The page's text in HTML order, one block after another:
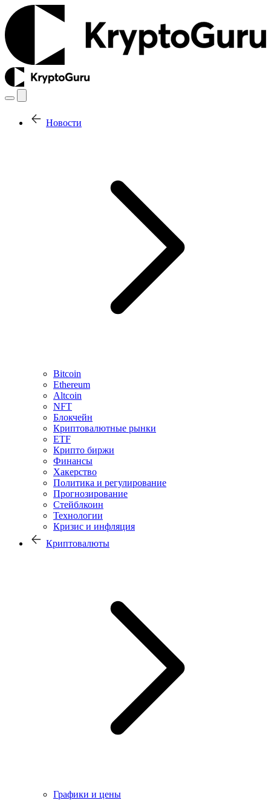
Новости
Bitcoin
Ethereum
Altcoin
NFT
Блокчейн
Криптовалютные рынки
ETF
Крипто биржи
Финансы
Хакерство
Политика и регулирование
Прогнозирование
Стейблкоин
Технологии
Кризис и инфляция
Криптовалюты
Графики и цены